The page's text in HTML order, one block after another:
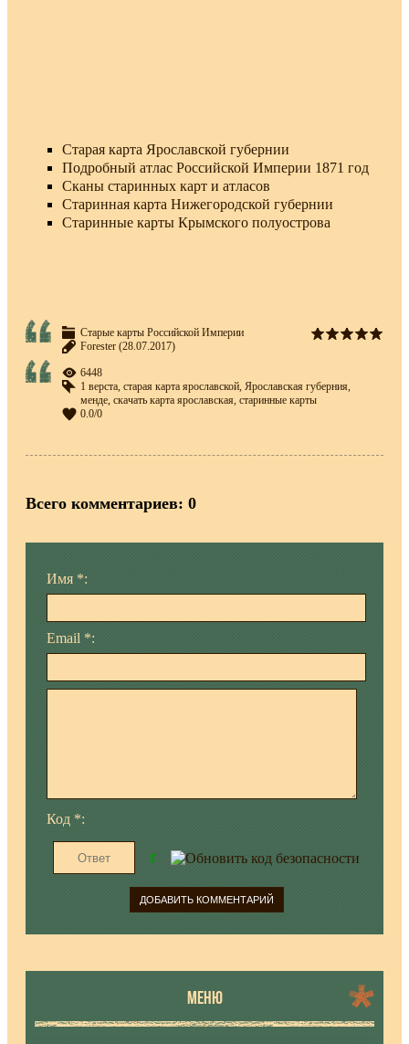
Старая карта Ярославской губернии
Подробный атлас Российской Империи 1871 год
Сканы старинных карт и атласов
Старинная карта Нижегородской губернии
Старинные карты Крымского полуострова
Старые карты Российской Империи
Forester (28.07.2017)
6448
1 верста, старая карта ярославской, Ярославская губерния,
менде, скачать карта ярославская, старинные карты
0.0/0
Всего комментариев: 0
Имя *:
Email *:
Код *:
МЕНЮ